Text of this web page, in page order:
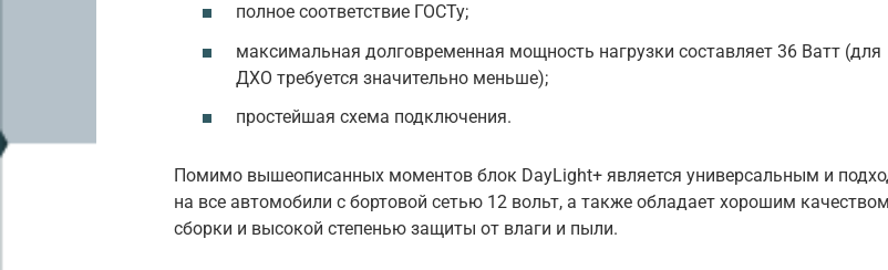
полное соответствие ГОСТу;
максимальная долговременная мощность нагрузки составляет 36 Ватт (для
ДХО требуется значительно меньше);
простейшая схема подключения.
Помимо вышеописанных моментов блок DayLight+ является универсальным и
на все автомобили с бортовой сетью 12 вольт, а также обладает хорошим качеством
сборки и высокой степенью защиты от влаги и пыли.